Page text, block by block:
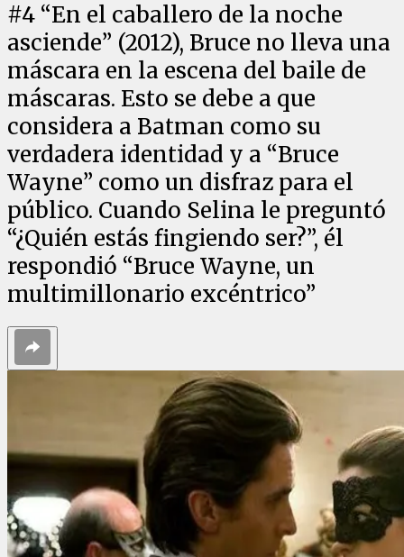
#4 “En el caballero de la noche
asciende” (2012), Bruce no lleva una
máscara en la escena del baile de
máscaras. Esto se debe a que
considera a Batman como su
verdadera identidad y a “Bruce
Wayne” como un disfraz para el
público. Cuando Selina le preguntó
“¿Quién estás fingiendo ser?”, él
respondió “Bruce Wayne, un
multimillonario excéntrico”